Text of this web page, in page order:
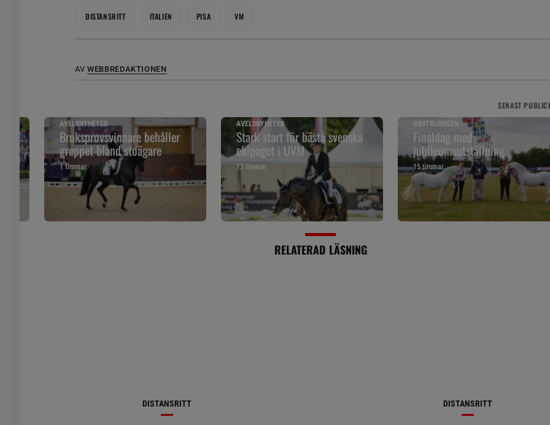
DISTANSRITT ITALIEN PISA VM
AV WEBBREDAKTIONEN
SENAST
AVELSNYHETER
Bruksprovsvinnare behåller
greppet bland stoägare
1 timmar
AVELSNYHETER
Stark start för bästa svenska
ekipaget i UVM
13 timmar
GÄSTBLOGGEN
Finaldag med
jubileumsutställning
15 timmar
RELATERAD LÄSNING
DISTANSRITT DISTANSRITT